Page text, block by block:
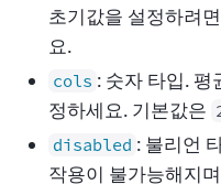
초기값을 설정하려면
요.
cols : 숫자 타입. 평
정하세요. 기본값은
disabled : 불리언
작용이 불가능해지